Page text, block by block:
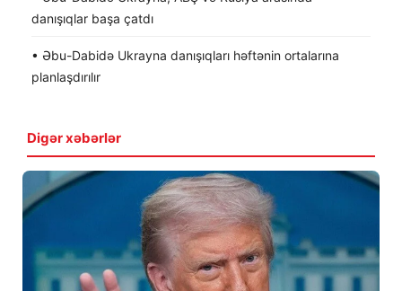
danışıqlar başa çatdı
• Əbu-Dabidə Ukrayna danışıqları həftənin ortalarına
planlaşdırılır
Digər xəbərlər